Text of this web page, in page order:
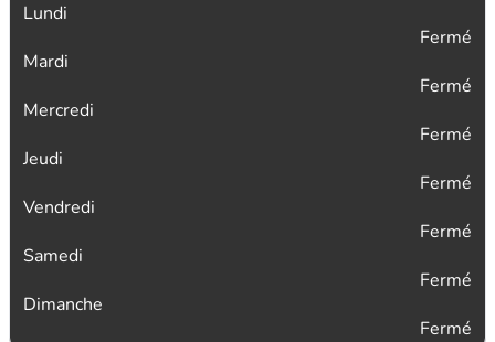
Lundi
Fermé
Mardi
Fermé
Mercredi
Fermé
Jeudi
Fermé
Vendredi
Fermé
Samedi
Fermé
Dimanche
Fermé